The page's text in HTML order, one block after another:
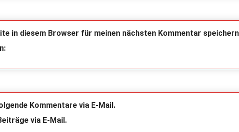
in diesem Browser für meinen nächsten Kommentar
Kommentare via E-Mail.
via E-Mail.